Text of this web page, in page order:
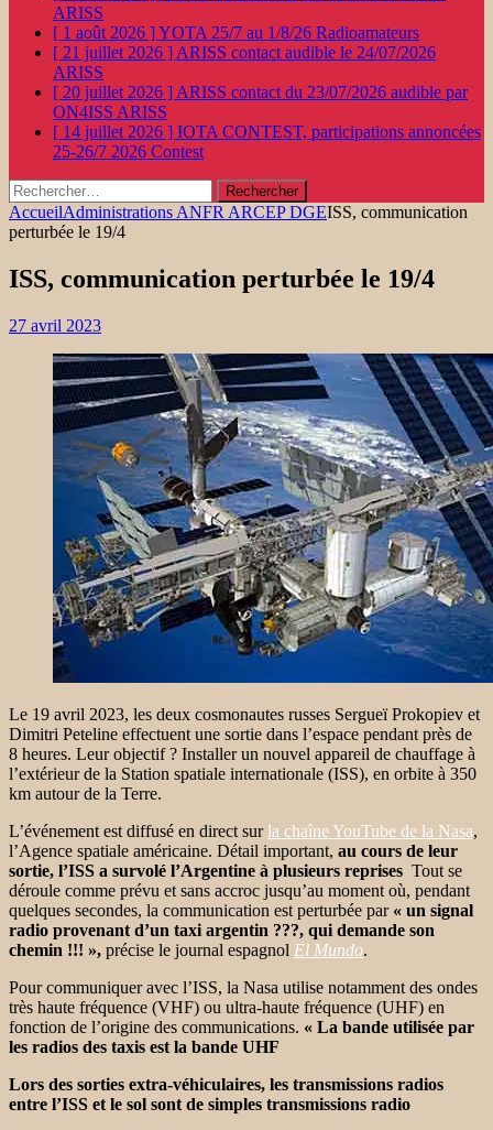
ARISS
[ 1 août 2026 ]YOTA 25/7 au 1/8/26 Radioamateurs
[ 21 juillet 2026 ] ARISS contact audible le 24/07/2026
ARISS
[ 20 juillet 2026 ] ARISS contact du 23/07/2026 audible par
ON4ISS ARISS
[ 14 juillet 2026 ] IOTA CONTEST, participations annoncées
25-26/7 2026 Contest
Rechercher :
AccueilAdministrations ANFR ARCEP DGEISS, communication
perturbée le 19/4
ISS, communication perturbée le 19/4
27 avril 2023
Le 19 avril 2023, les deux cosmonautes russes Sergueï Prokopiev et
Dimitri Peteline effectuent une sortie dans l’espace pendant près de
8 heures. Leur objectif ? Installer un nouvel appareil de chauffage à
l’extérieur de la Station spatiale internationale (ISS), en orbite à 350
km autour de la Terre.
L’événement est diffusé en direct sur la chaîne YouTube de la Nasa,
l’Agence spatiale américaine. Détail important, au cours de leur
sortie, l’ISS a survolé l’Argentine à plusieurs reprises Tout se
déroule comme prévu et sans accroc jusqu’au moment où, pendant
quelques secondes, la communication est perturbée par « un signal
radio provenant d’un taxi argentin ???, qui demande son
chemin !!! », précise le journal espagnol El Mundo.
Pour communiquer avec l’ISS, la Nasa utilise notamment des ondes
très haute fréquence (VHF) ou ultra-haute fréquence (UHF) en
fonction de l’origine des communications. « La bande utilisée par
les radios des taxis est la bande UHF
Lors des sorties extra-véhiculaires, les transmissions radios
entre l’ISS et le sol sont de simples transmissions radio